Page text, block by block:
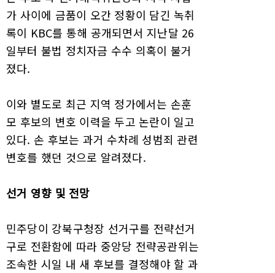
가 사이에 금품이 오간 정황이 담긴 녹취
록이 KBC를 통해 공개되면서 지난달 26
일부터 불법 정치자금 수수 의혹이 불거
졌다.
이와 별도로 최근 지역 정가에서는 손훈
모 후보의 변호 이력을 두고 논란이 일고
있다. 손 후보는 과거 수차례 성범죄 관련
변호를 했던 것으로 알려졌다.
선거 영향 및 전망
민주당이 강북구청장 선거구를 전략선거
구로 전환함에 따라 중앙당 전략공관위는
조속한 시일 내 새 후보를 결정해야 할 과